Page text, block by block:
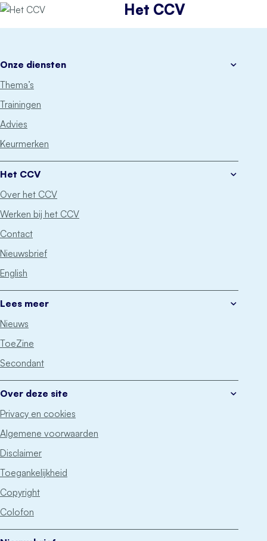
Het CCV
Onze diensten
Thema’s
Trainingen
Advies
Keurmerken
Het CCV
Over het CCV
Werken bij het CCV
Contact
Nieuwsbrief
English
Lees meer
Nieuws
ToeZine
Secondant
Over deze site
Privacy en cookies
Algemene voorwaarden
Disclaimer
Toegankelijkheid
Copyright
Colofon